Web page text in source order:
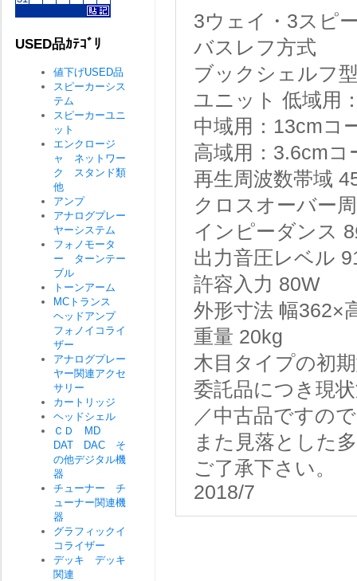
3ウェイ・3スピ
バスレフ方式
ブックシェルフ
ユニット 低域用
中域用：13cmコ
高域用：3.6cm
再生周波数帯域
クロスオーバー
インピーダンス
出力音圧レベル
許容入力 80W
外形寸法 幅362×
重量 20kg
木目タイプの初
委託品につき現
／中古品ですの
また見落とした
ご了承下さい。
2018/7
USED品ｶﾃｺﾞﾘ
値下げUSED品
スピーカーシス
テム
スピーカーユニ
ット
エンクロージ
ャ ネットワー
ク スタンド類
他
アンプ
アナログプレー
ヤーシステム
フォノモータ
ー ターンテー
ブル
トーンアーム
MCトランス
ヘッドアンプ
フォノイコライ
ザー
アナログプレー
ヤー関連アクセ
サリー
カートリッジ
ヘッドシェル
ＣＤ MD
DAT DAC そ
の他デジタル機
器
チューナー チ
ューナー関連機
器
グラフィックイ
コライザー
デッキ デッキ
関連